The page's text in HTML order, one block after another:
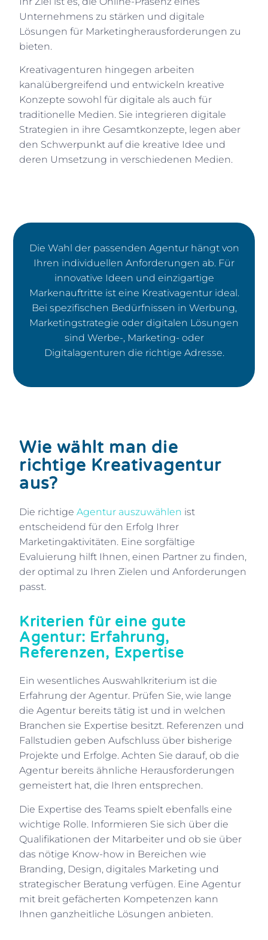
Unternehmens zu stärken und digitale
Lösungen für Marketingherausforderungen zu
bieten.
Kreativagenturen hingegen arbeiten
kanalübergreifend und entwickeln kreative
Konzepte sowohl für digitale als auch für
traditionelle Medien. Sie integrieren digitale
Strategien in ihre Gesamtkonzepte, legen aber
den Schwerpunkt auf die kreative Idee und
deren Umsetzung in verschiedenen Medien.
Die Wahl der passenden Agentur hängt von
Ihren individuellen Anforderungen ab. Für
innovative Ideen und einzigartige
Markenauftritte ist eine Kreativagentur ideal.
Bei spezifischen Bedürfnissen in Werbung,
Marketingstrategie oder digitalen Lösungen
sind Werbe-, Marketing- oder
Digitalagenturen die richtige Adresse.
Wie wählt man die
richtige Kreativagentur
aus?
Die richtigeAgentur auszuwählen ist
entscheidend für den Erfolg Ihrer
Marketingaktivitäten. Eine sorgfältige
Evaluierung hilft Ihnen, einen Partner zu finden,
der optimal zu Ihren Zielen und Anforderungen
passt.
Kriterien für eine gute
Agentur: Erfahrung,
Referenzen, Expertise
Ein wesentliches Auswahlkriterium ist die
Erfahrung der Agentur. Prüfen Sie, wie lange
die Agentur bereits tätig ist und in welchen
Branchen sie Expertise besitzt. Referenzen und
Fallstudien geben Aufschluss über bisherige
Projekte und Erfolge. Achten Sie darauf, ob die
Agentur bereits ähnliche Herausforderungen
gemeistert hat, die Ihren entsprechen.
Die Expertise des Teams spielt ebenfalls eine
wichtige Rolle. Informieren Sie sich über die
Qualifikationen der Mitarbeiter und ob sie über
das nötige Know-how in Bereichen wie
Branding, Design, digitales Marketing und
strategischer Beratung verfügen. Eine Agentur
mit breit gefächerten Kompetenzen kann
Ihnen ganzheitliche Lösungen anbieten.